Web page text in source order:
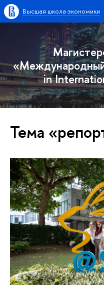
Высшая школа экономики
in
Тема